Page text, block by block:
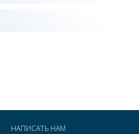
НАПИСАТЬ НАМ